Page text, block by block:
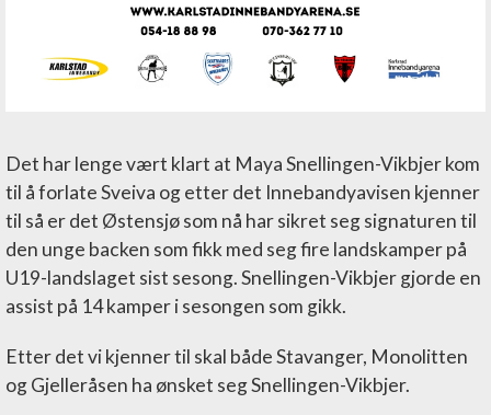
Det har lenge vært klart at Maya Snellingen-Vikbjer kom
til å forlate Sveiva og etter det Innebandyavisen kjenner
til så er det Østensjø som nå har sikret seg signaturen til
den unge backen som fikk med seg fire landskamper på
U19-landslaget sist sesong. Snellingen-Vikbjer gjorde en
assist på 14 kamper i sesongen som gikk.
Etter det vi kjenner til skal både Stavanger, Monolitten
og Gjelleråsen ha ønsket seg Snellingen-Vikbjer.